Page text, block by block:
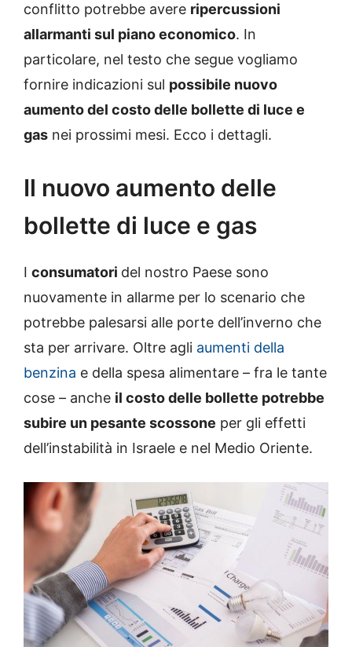
conflitto potrebbe avere ripercussioni
allarmanti sul piano economico. In
particolare, nel testo che segue vogliamo
fornire indicazioni sul possibile nuovo
aumento del costo delle bollette di luce e
gas nei prossimi mesi. Ecco i dettagli.
Il nuovo aumento delle
bollette di luce e gas
I consumatori del nostro Paese sono
nuovamente in allarme per lo scenario che
potrebbe palesarsi alle porte dell’inverno che
sta per arrivare. Oltre agli aumenti della
benzina e della spesa alimentare – fra le tante
cose – anche il costo delle bollette potrebbe
subire un pesante scossone per gli effetti
dell’instabilità in Israele e nel Medio Oriente.